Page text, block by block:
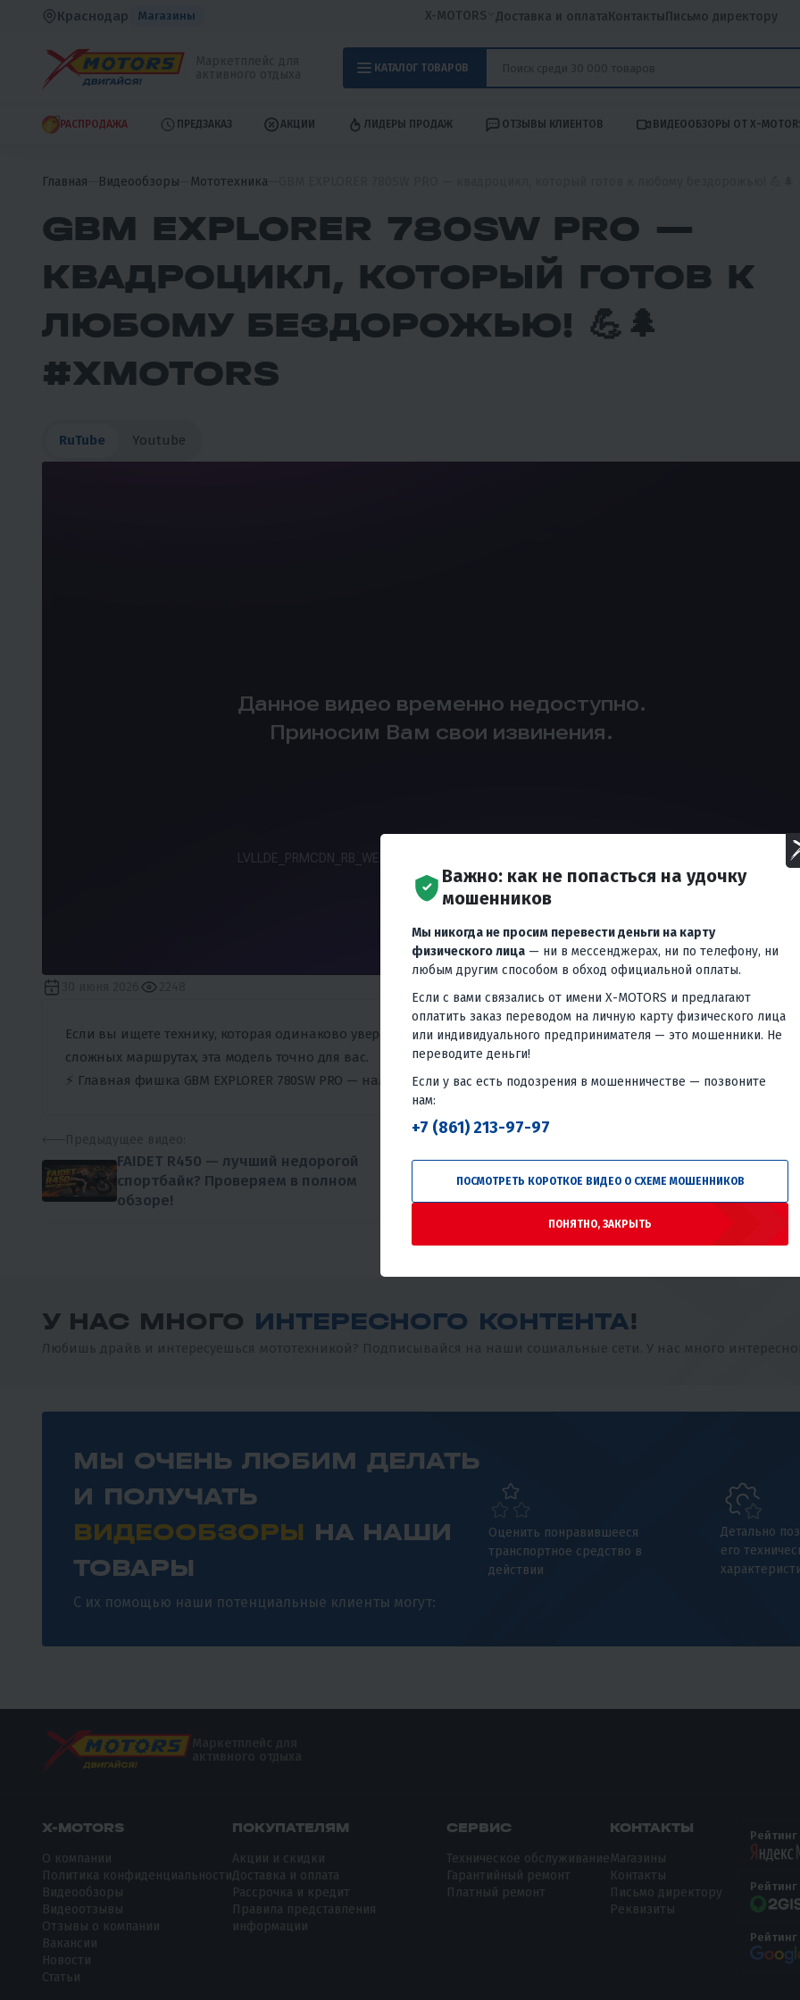
Краснодар Магазины X-MOTORS Доставка и оплатаКонтактыПисьмо директору
КАТАЛОГ ТОВАРОВ
РАСПРОДАЖА ПРЕДЗАКАЗ АКЦИИ ЛИДЕРЫ ПРОДАЖ ОТЗЫВЫ КЛИЕНТОВ ВИДЕООБЗОРЫ ОТ X-
Главная Видеообзоры Мототехника
GBM EXPLORER 780SW PRO —
КВАДРОЦИКЛ, КОТОРЫЙ ГОТОВ К
ЛЮБОМУ БЕЗДОРОЖЬЮ! 💪🌲
#XMOTORS
RuTube Youtube
Если вы ищете технику, которая одинаково уверенно чувствует себя на лесных тропах, в глубокой грязи и на
сложных маршрутах, эта модель точно для вас.
⚡️ Главная фишка GBM EXPLORER 780SW PRO — наличие ПСМ в сочетании с мощным двигателем, полным
...еще
Предыдущее видео:
FAIDET R450 — лучший недорогой
спортбайк? Проверяем в полном
обзоре!
Сначала небольшой мотоцикл.
Потом чих — и уже модель
помощнее.
У НАС МНОГО ИНТЕРЕСНОГО КОНТЕНТА!
Любишь драйв и интересуешься мототехникой? Подписывайся на наши социальные сети. У нас много
МЫ ОЧЕНЬ ЛЮБИМ ДЕЛАТЬ
И ПОЛУЧАТЬ
ВИДЕООБЗОРЫ НА НАШИ
ТОВАРЫ
С их помощью наши потенциальные клиенты могут:
Оценить понравившееся
транспортное средство в
действии
Детально
его
X-MOTORS
О компании
Политика конфиденциальности
Видеообзоры
Видеоотзывы
Отзывы о компании
Вакансии
Новости
Статьи
ПОКУПАТЕЛЯМ
Акции и скидки
Доставка и оплата
Рассрочка и кредит
Правила представления
информации
СЕРВИС
Техническое обслуживание
Гарантийный ремонт
Платный ремонт
КОНТАКТЫ
Магазины
Контакты
Письмо директору
Реквизиты
Рейтинг
Рейтинг
Рейтинг
Важно: как не попасться на удочку
мошенников
Мы никогда не просим перевести деньги на карту
физического лица — ни в мессенджерах, ни по телефону, ни
любым другим способом в обход официальной оплаты.
Если с вами связались от имени X-MOTORS и предлагают
оплатить заказ переводом на личную карту физического лица
или индивидуального предпринимателя — это мошенники. Не
переводите деньги!
Если у вас есть подозрения в мошенничестве — позвоните
нам:
+7 (861) 213-97-97
ПОСМОТРЕТЬ КОРОТКОЕ ВИДЕО О СХЕМЕ МОШЕННИКОВ
ПОНЯТНО, ЗАКРЫТЬ